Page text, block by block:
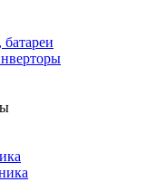
батареи